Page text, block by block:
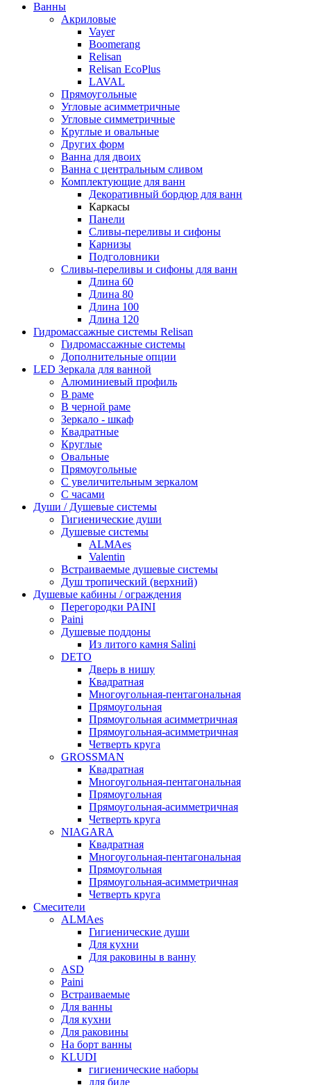
Ванны
Акриловые
Vayer
Boomerang
Relisan
Relisan EcoPlus
LAVAL
Прямоугольные
Угловые асимметричные
Угловые симметричные
Круглые и овальные
Других форм
Ванна для двоих
Ванна с центральным сливом
Комплектующие для ванн
Декоративный бордюр для ванн
Каркасы
Панели
Сливы-переливы и сифоны
Карнизы
Подголовники
Сливы-переливы и сифоны для ванн
Длина 60
Длина 80
Длина 100
Длина 120
Гидромассажные системы Relisan
Гидромассажные системы
Дополнительные опции
LED Зеркала для ванной
Алюминиевый профиль
В раме
В черной раме
Зеркало - шкаф
Квадратные
Круглые
Овальные
Прямоугольные
С увеличительным зеркалом
С часами
Души / Душевые системы
Гигиенические души
Душевые системы
ALMAes
Valentin
Встраиваемые душевые системы
Душ тропический (верхний)
Душевые кабины / ограждения
Перегородки PAINI
Paini
Душевые поддоны
Из литого камня Salini
DETO
Дверь в нишу
Квадратная
Многоугольная-пентагональная
Прямоугольная
Прямоугольная асимметричная
Прямоугольная-асимметричная
Четверть круга
GROSSMAN
Квадратная
Многоугольная-пентагональная
Прямоугольная
Прямоугольная-асимметричная
Четверть круга
NIAGARA
Квадратная
Многоугольная-пентагональная
Прямоугольная
Прямоугольная-асимметричная
Четверть круга
Смесители
ALMAes
Гигиенические души
Для кухни
Для раковины в ванну
ASD
Paini
Встраиваемые
Для ванны
Для кухни
Для раковины
На борт ванны
KLUDI
гигиенические наборы
для биде